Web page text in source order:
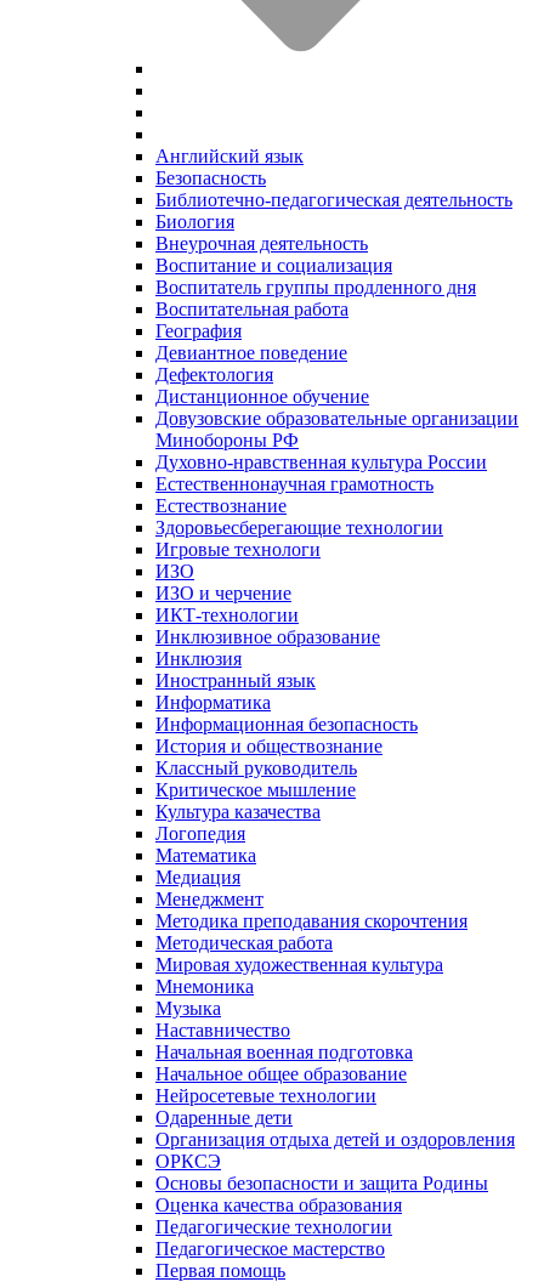
Английский язык
Безопасность
Библиотечно-педагогическая деятельность
Биология
Внеурочная деятельность
Воспитание и социализация
Воспитатель группы продленного дня
Воспитательная работа
География
Девиантное поведение
Дефектология
Дистанционное обучение
Довузовские образовательные организации
Минобороны РФ
Духовно‑нравственная культура России
Естественнонаучная грамотность
Естествознание
Здоровьесберегающие технологии
Игровые технологи
ИЗО
ИЗО и черчение
ИКТ-технологии
Инклюзивное образование
Инклюзия
Иностранный язык
Информатика
Информационная безопасность
История и обществознание
Классный руководитель
Критическое мышление
Культура казачества
Логопедия
Математика
Медиация
Менеджмент
Методика преподавания скорочтения
Методическая работа
Мировая художественная культура
Мнемоника
Музыка
Наставничество
Начальная военная подготовка
Начальное общее образование
Нейросетевые технологии
Одаренные дети
Организация отдыха детей и оздоровления
ОРКСЭ
Основы безопасности и защита Родины
Оценка качества образования
Педагогические технологии
Педагогическое мастерство
Первая помощь